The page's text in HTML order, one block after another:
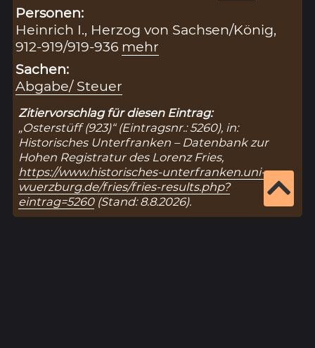
Personen:
Heinrich I., Herzog von Sachsen/König,
912-919/919-936 mehr
Sachen:
Abgabe/ Steuer
Zitiervorschlag für diesen Eintrag:
„Osterstüff (923)“ (Eintragsnr.: 5260), in:
Historisches Unterfranken – Datenbank zur
Hohen Registratur des Lorenz Fries,
https://www.historisches-unterfranken.uni-
wuerzburg.de/fries/fries-results.php?
eintrag=5260(Stand: 8.8.2026).